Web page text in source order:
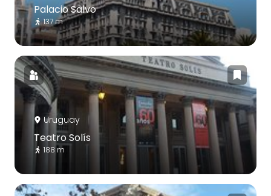
Palacio Salvo
137 m
Uruguay
Teatro Solís
188 m